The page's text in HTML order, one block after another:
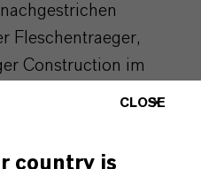
Fleschentraeger,
Construction im
Abgüssen wurde das
CLOSE
country is